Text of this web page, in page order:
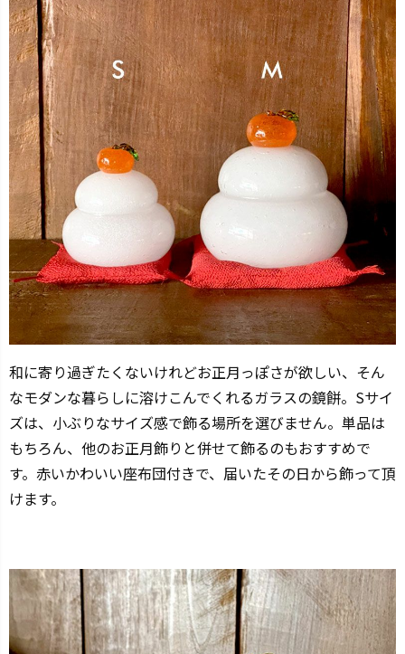
和に寄り過ぎたくないけれどお正月っぽさが欲しい、そん
なモダンな暮らしに溶けこんでくれるガラスの鏡餅。Sサイ
ズは、小ぶりなサイズ感で飾る場所を選びません。単品は
もちろん、他のお正月飾りと併せて飾るのもおすすめで
す。赤いかわいい座布団付きで、届いたその日から飾って頂
けます。